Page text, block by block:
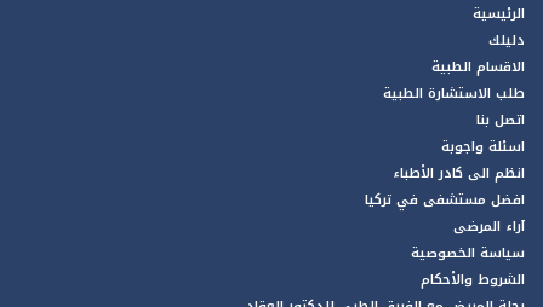
الرئيسية
دليلك
الاقسام الطبية
طلب الاستشارة الطبية
اتصل بنا
اسئلة واجوبة
انظم الى كادر الأطباء
افضل مستشفى في تركيا
آراء المرضى
سياسة الخصوصية
الشروط والأحكام